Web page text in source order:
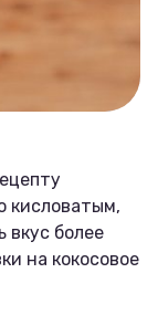
кисловатым,
более
на кокосовое